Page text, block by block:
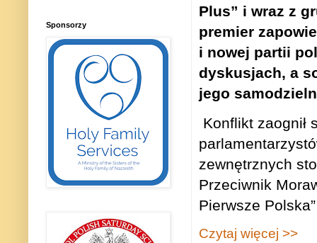
Plus” i wraz z
premier
i nowej partii
dyskusjach, a
jego
Konflikt zaognił
zewnętrznych
Przeciwnik
Pierwsze
Czytaj więcej >>
Sponsorzy